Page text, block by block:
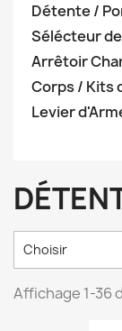
Détente /
Sélécteur
Arrêtoir
Corps / Kits
Levier
Choisir
Affichage 1-36